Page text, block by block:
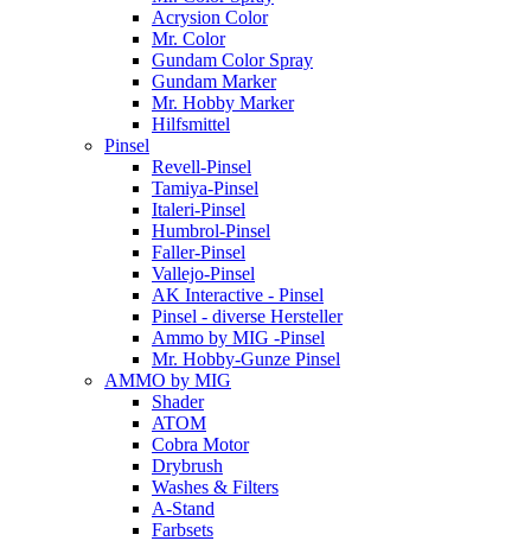
Acrysion Color
Mr. Color
Gundam Color Spray
Gundam Marker
Mr. Hobby Marker
Hilfsmittel
Pinsel
Revell-Pinsel
Tamiya-Pinsel
Italeri-Pinsel
Humbrol-Pinsel
Faller-Pinsel
Vallejo-Pinsel
AK Interactive - Pinsel
Pinsel - diverse Hersteller
Ammo by MIG -Pinsel
Mr. Hobby-Gunze Pinsel
AMMO by MIG
Shader
ATOM
Cobra Motor
Drybrush
Washes & Filters
A-Stand
Farbsets